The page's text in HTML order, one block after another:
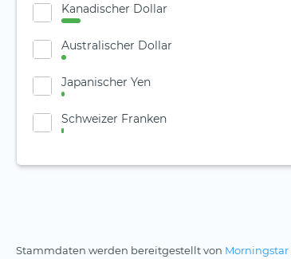
Kanadischer Dollar
Australischer Dollar
Japanischer Yen
Schweizer Franken
Stammdaten werden bereitgestellt von Morningstar